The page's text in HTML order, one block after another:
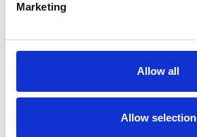
Marketing
Allow all
Allow selection